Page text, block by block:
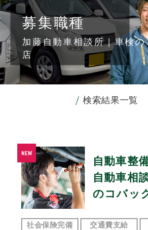
募集職種
加藤自動車相談所｜車検
店
検索結果一覧
自動車整
自動車相
のコバッ
社会保険完備 交通費支給